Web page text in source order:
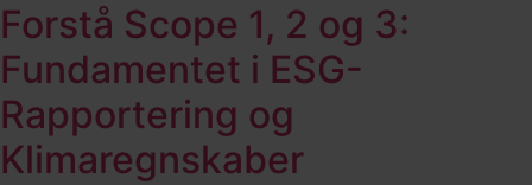
Forstå Scope 1, 2 og 3:
Fundamentet i ESG-
Rapportering og
Klimaregnskaber